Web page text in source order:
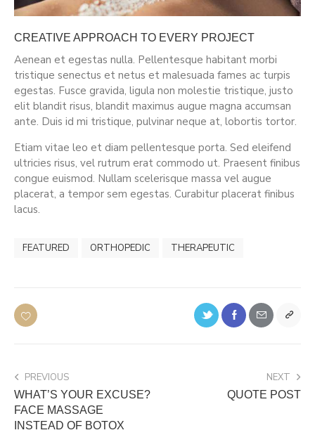
CREATIVE APPROACH TO EVERY PROJECT
Aenean et egestas nulla. Pellentesque habitant morbi
tristique senectus et netus et malesuada fames ac turpis
egestas. Fusce gravida, ligula non molestie tristique, justo
elit blandit risus, blandit maximus augue magna accumsan
ante. Duis id mi tristique, pulvinar neque at, lobortis tortor.
Etiam vitae leo et diam pellentesque porta. Sed eleifend
ultricies risus, vel rutrum erat commodo ut. Praesent finibus
congue euismod. Nullam scelerisque massa vel augue
placerat, a tempor sem egestas. Curabitur placerat finibus
lacus.
FEATURED ORTHOPEDIC THERAPEUTIC
PREVIOUS
WHAT’S YOUR EXCUSE?
FACE MASSAGE
INSTEAD OF BOTOX
NEXT
QUOTE POST